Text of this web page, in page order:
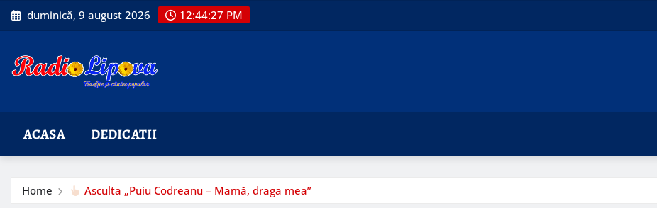
Skip
to
duminică, 9 august 2026 12:44:28 PM
ACASA DEDICATII
Home Asculta „Puiu Codreanu – Mamă, draga mea”